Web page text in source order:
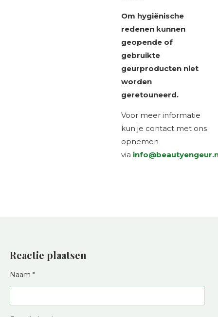
Om hygiënische
redenen kunnen
geopende of
gebruikte
geurproducten niet
worden
geretouneerd.
Voor meer informatie
kun je contact met ons
opnemen
via
Reactie plaatsen
Naam *